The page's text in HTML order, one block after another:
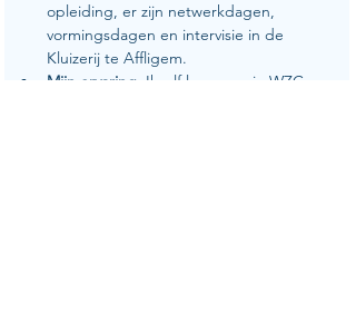
opleiding, er zijn netwerkdagen,
vormingsdagen en intervisie in de
Kluizerij te Affligem.
Mijn ervaring Ikzelf lees voor in WZC